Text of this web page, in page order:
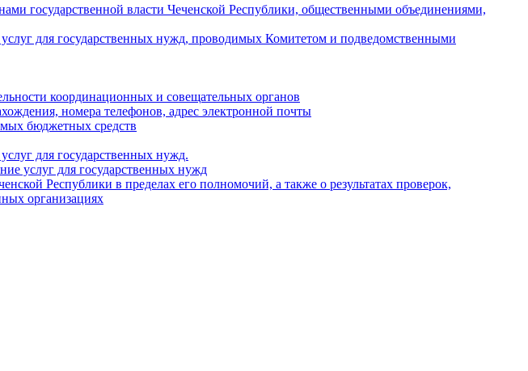
государственной власти Чеченской Республики, общественными объединениями,
для государственных нужд, проводимых Комитетом и подведомственными
координационных и совещательных органов
номера телефонов, адрес электронной почты
бюджетных средств
для государственных нужд.
услуг для государственных нужд
Республики в пределах его полномочий, а также о результатах проверок,
организациях